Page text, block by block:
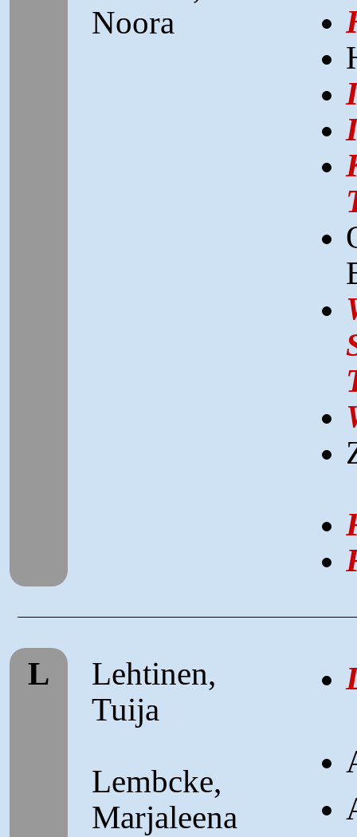
Noora
L
Lehtinen,
Tuija
Lembcke,
Marjaleena